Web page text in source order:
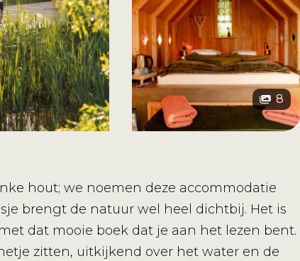
8
hout; we noemen deze accommodatie
brengt de natuur wel heel dichtbij. Het is
dat mooie boek dat je aan het lezen bent.
zitten, uitkijkend over het water en de